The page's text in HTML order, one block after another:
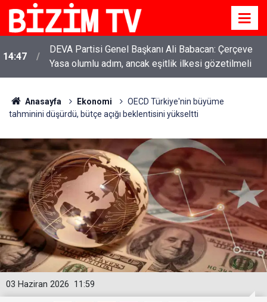
14:47
DEVA Partisi Genel Başkanı Ali Babacan: Çerçeve
Yasa olumlu adım, ancak eşitlik ilkesi gözetilmeli
Anasayfa Ekonomi
OECD Türkiye'nin büyüme
tahminini düşürdü, bütçe açığı beklentisini yükseltti
11:59
03 Haziran 2026